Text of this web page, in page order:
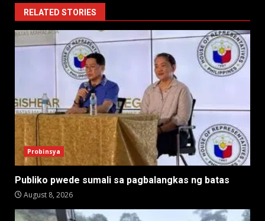
RELATED STORIES
Probinsya
Publiko pwede sumali sa pagbalangkas ng batas
August 8, 2026